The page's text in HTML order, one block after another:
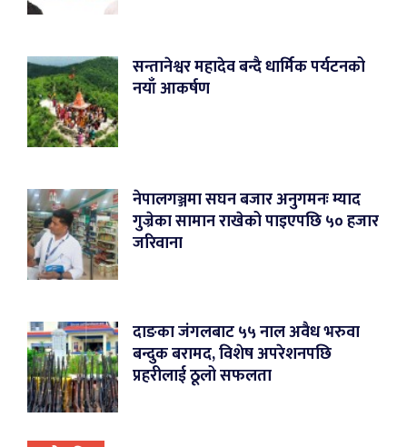
सन्तानेश्वर महादेव बन्दै धार्मिक पर्यटनको
नयाँ आकर्षण
नेपालगञ्जमा सघन बजार अनुगमनः म्याद
गुज्रेका सामान राखेको पाइएपछि ५० हजार
जरिवाना
दाङका जंगलबाट ५५ नाल अवैध भरुवा
बन्दुक बरामद, विशेष अपरेशनपछि
प्रहरीलाई ठूलो सफलता